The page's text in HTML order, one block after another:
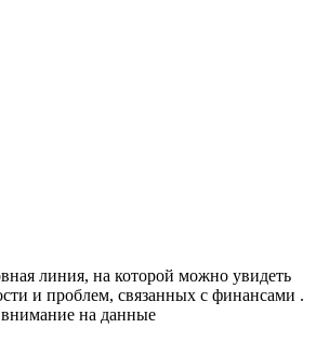
линия, на которой можно увидеть
и проблем, связанных с финансами .
внимание на данные